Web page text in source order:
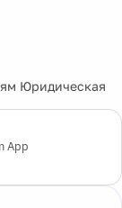
Юридическая
App